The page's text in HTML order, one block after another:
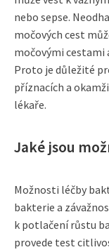
nebo sepse.
močových cest
močovými cestami
Proto je důležité
příznacích a
lékaře.
Jaké jsou
Možnosti léčby
bakterie a
k potlačení růstu
provede test